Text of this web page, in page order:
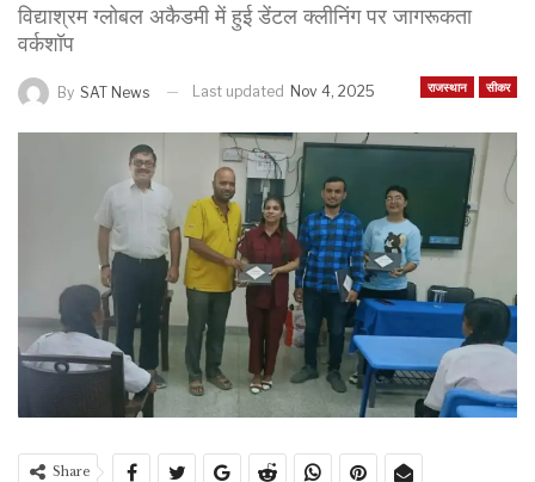
विद्याश्रम ग्लोबल अकैडमी में हुई डेंटल क्लीनिंग पर जागरूकता
वर्कशॉप
राजस्थान सीकर
By SAT News Last updated Nov 4, 2025
Share